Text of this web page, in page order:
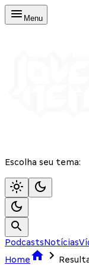
Menu
Escolha seu tema:
PodcastsNotícias
Home